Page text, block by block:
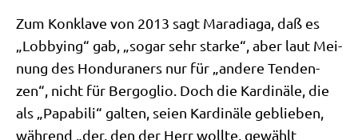
Zum Kon­kla­ve von 2013 sagt Mara­dia­ga, daß es
„Lob­by­ing“ gab, „sogar sehr star­ke“, aber laut Mei­
nung des Hon­du­ra­ners nur für „ande­re Ten­den­
zen“, nicht für Berg­o­glio. Doch die Kar­di­nä­le, die
als „Papa­bi­li“ gal­ten, sei­en Kar­di­nä­le geblie­ben,
wäh­rend „der, den der Herr woll­te, gewählt